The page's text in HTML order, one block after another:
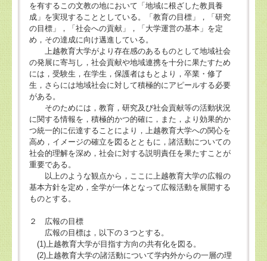
を有するこの文教の地において「地域に根ざした教員養
成」を実現することとしている。「教育の目標」，「研究
の目標」，「社会への貢献」，「大学運営の基本」を定
め，その達成に向け邁進している。
上越教育大学がより存在感のあるものとして地域社会
の発展に寄与し，社会貢献や地域連携を十分に果たすため
には，受験生，在学生，保護者はもとより，卒業・修了
生，さらには地域社会に対して積極的にアピールする必要
がある。
そのためには，教育，研究及び社会貢献等の活動状況
に関する情報を，積極的かつ的確に，また，より効果的か
つ統一的に伝達することにより，上越教育大学への関心を
高め，イメージの確立を図るとともに，諸活動についての
社会的理解を深め，社会に対する説明責任を果たすことが
重要である。
以上のような観点から，ここに上越教育大学の広報の
基本方針を定め，全学が一体となって広報活動を展開する
ものとする。
２ 広報の目標
広報の目標は，以下の３つとする。
(1)上越教育大学が目指す方向の共有化を図る。
(2)上越教育大学の諸活動について学内外からの一層の理